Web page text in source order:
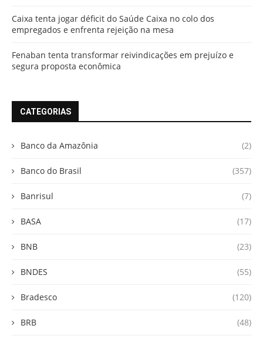
Caixa tenta jogar déficit do Saúde Caixa no colo dos
empregados e enfrenta rejeição na mesa
Fenaban tenta transformar reivindicações em prejuízo e
segura proposta econômica
CATEGORIAS
Banco da Amazônia (2)
Banco do Brasil (357)
Banrisul (7)
BASA (17)
BNB (23)
BNDES (55)
Bradesco (120)
BRB (48)